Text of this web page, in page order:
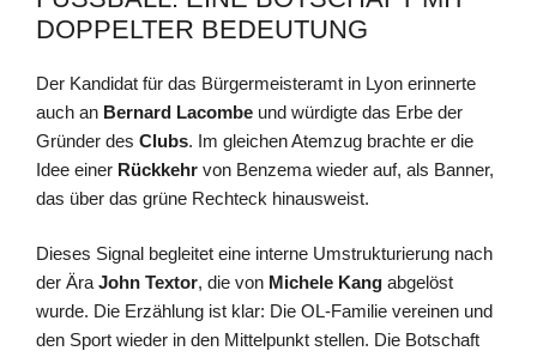
OPPELTER BEDEUTUNG
Der Kandidat für das Bürgermeisteramt in Lyon erinnerte
auch an Bernard Lacombe und würdigte das Erbe der
Gründer des Clubs. Im gleichen Atemzug brachte er die
Idee einer Rückkehr von Benzema wieder auf, als Banner,
das über das grüne Rechteck hinausweist.
Dieses Signal begleitet eine interne Umstrukturierung nach
der Ära John Textor, die von Michele Kang abgelöst
wurde. Die Erzählung ist klar: Die OL-Familie vereinen und
den Sport wieder in den Mittelpunkt stellen. Die Botschaft